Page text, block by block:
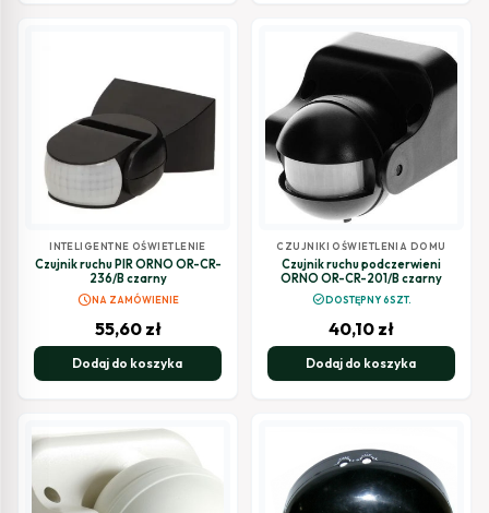
INTELIGENTNE OŚWIETLENIE
Czujnik ruchu PIR ORNO OR-CR-
236/B czarny
scheduleNA ZAMÓWIENIE
55,60 zł
Dodaj do koszyka
CZUJNIKI OŚWIETLENIA DOMU
Czujnik ruchu podczerwieni
ORNO OR-CR-201/B czarny
check_circleDOSTĘPNY 6SZT.
40,10 zł
Dodaj do koszyka